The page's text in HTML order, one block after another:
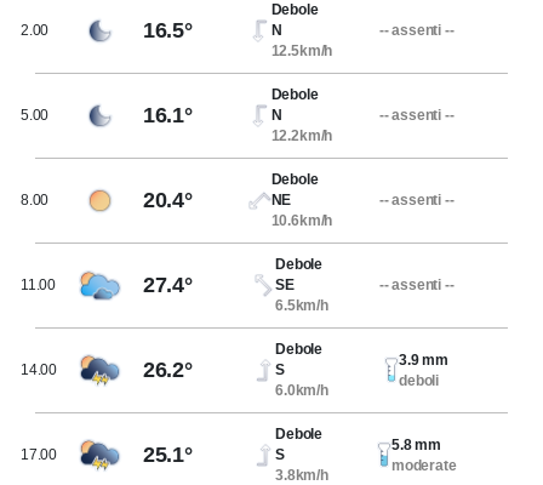
2.00 16.5°
Debole
N
12.5km/h
-- assenti --
5.00 16.1°
Debole
N
12.2km/h
-- assenti --
8.00 20.4°
Debole
NE
10.6km/h
-- assenti --
11.00 27.4°
Debole
SE
6.5km/h
-- assenti --
14.00 26.2°
Debole
S
6.0km/h
3.9 mm
deboli
17.00 25.1°
Debole
S
3.8km/h
5.8 mm
moderate